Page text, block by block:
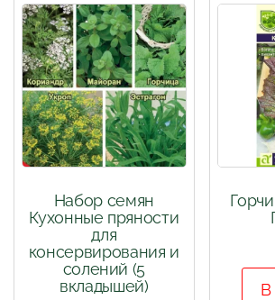
Набор семян
Кухонные пряности
для
консервирования и
солений (5
вкладышей)
В